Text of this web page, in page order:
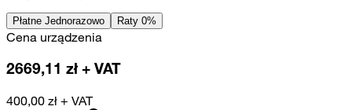
Płatne Jednorazowo Raty 0%
Cena urządzenia
2669,11 zł + VAT
400,00 zł + VAT